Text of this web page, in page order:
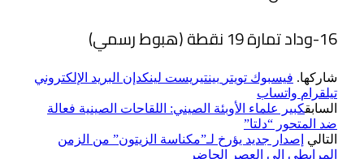
16-وداد تمارة 19 نقطة (هبوط رسمي)
شاركها. فيسبوك تويتر بينتيريست لينكدإن البريد الإلكتروني
تيلقرام واتساب
السابقكبير علماء الأوبئة الصيني: اللقاحات الصينية فعالة
ضد المتحور “دلتا”
التالي إصدار جديد يؤرخ لـ”مكناسة الزيتون” من الزمن
المرابطي إلى العصر الحاضر